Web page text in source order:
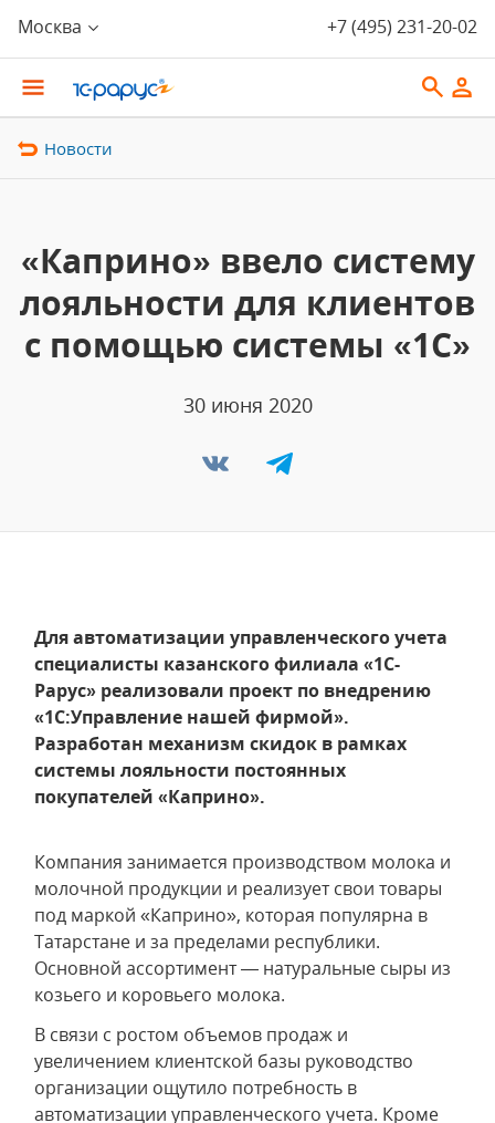
Москва +7 (495) 231-20-02
Новости
«Каприно» ввело систему
лояльности для клиентов
с помощью системы «1С»
30 июня 2020
Для автоматизации управленческого учета
специалисты казанского филиала «1С-
Рарус» реализовали проект по внедрению
«1С:Управление нашей фирмой».
Разработан механизм скидок в рамках
системы лояльности постоянных
покупателей «Каприно».
Компания занимается производством молока и
молочной продукции и реализует свои товары
под маркой «Каприно», которая популярна в
Татарстане и за пределами республики.
Основной ассортимент — натуральные сыры из
козьего и коровьего молока.
В связи с ростом объемов продаж и
увеличением клиентской базы руководство
организации ощутило потребность в
автоматизации управленческого учета. Кроме